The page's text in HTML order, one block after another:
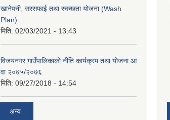
खानेपनी, सरसफाई तथा स्वच्छता योजना (Wash
Plan)
मिति: 02/03/2021 - 13:43
विजयनगर गाउँपालिकाको नीति कार्यक्रम तथा योजना आ
वा २०७५/२०७६
मिति: 09/27/2018 - 14:54
अन्य